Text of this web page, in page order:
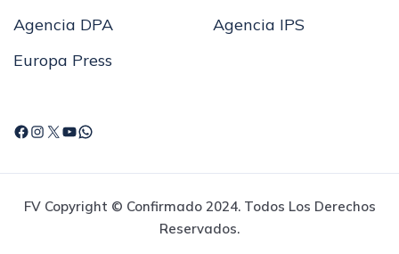
Agencia DPA
Europa Press
Agencia IPS
FV Copyright © Confirmado 2024. Todos Los Derechos
Reservados.